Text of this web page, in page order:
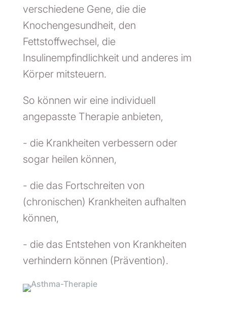
verschiedene Gene, die die
Knochengesundheit, den
Fettstoffwechsel, die
Insulinempfindlichkeit und anderes im
Körper mitsteuern.
So können wir eine individuell
angepasste Therapie anbieten,
- die Krankheiten verbessern oder
sogar heilen können,
- die das Fortschreiten von
(chronischen) Krankheiten aufhalten
können,
- die das Entstehen von Krankheiten
verhindern können (Prävention).